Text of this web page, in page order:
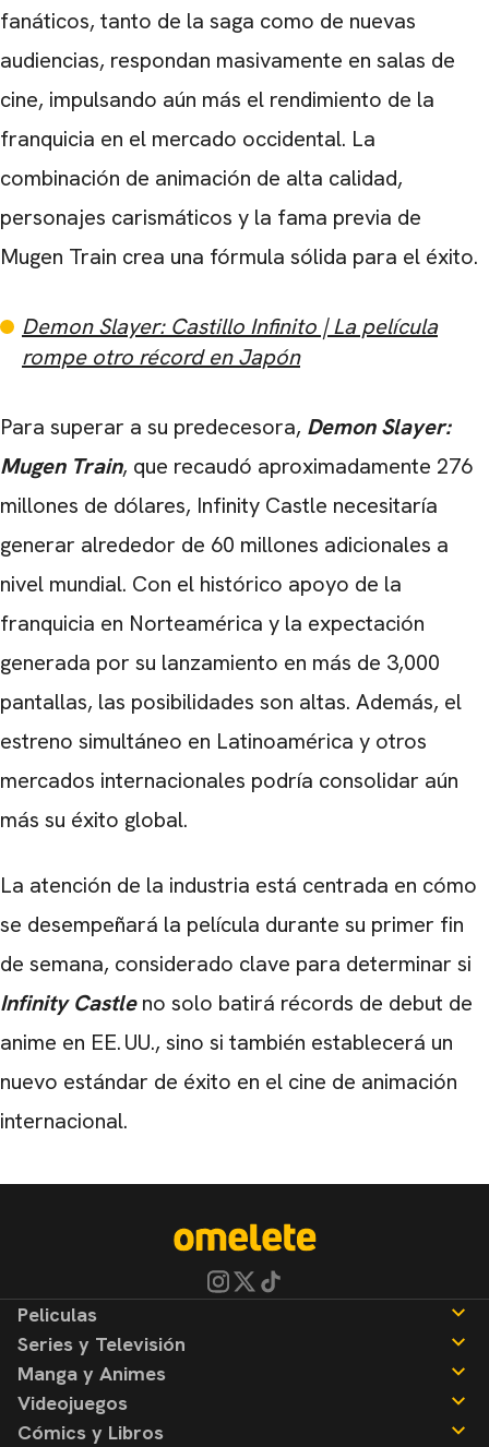
fanáticos, tanto de la saga como de nuevas
audiencias, respondan masivamente en salas de
cine, impulsando aún más el rendimiento de la
franquicia en el mercado occidental. La
combinación de animación de alta calidad,
personajes carismáticos y la fama previa de
Mugen Train crea una fórmula sólida para el éxito.
Demon Slayer: Castillo Infinito | La película
rompe otro récord en Japón
Para superar a su predecesora, Demon Slayer:
Mugen Train, que recaudó aproximadamente 276
millones de dólares, Infinity Castle necesitaría
generar alrededor de 60 millones adicionales a
nivel mundial. Con el histórico apoyo de la
franquicia en Norteamérica y la expectación
generada por su lanzamiento en más de 3,000
pantallas, las posibilidades son altas. Además, el
estreno simultáneo en Latinoamérica y otros
mercados internacionales podría consolidar aún
más su éxito global.
La atención de la industria está centrada en cómo
se desempeñará la película durante su primer fin
de semana, considerado clave para determinar si
Infinity Castleno solo batirá récords de debut de
anime en EE. UU., sino si también establecerá un
nuevo estándar de éxito en el cine de animación
internacional.
Peliculas
Noticias
Reseñas
Series y Televisión
Noticias
Reseñas
Manga y Animes
Noticias
Reseñas
Videojuegos
Cómics y Libros